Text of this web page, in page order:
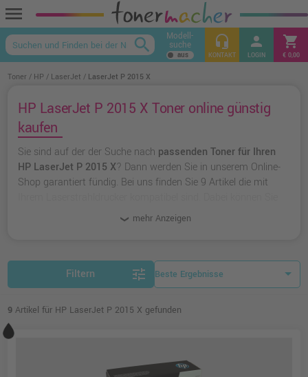
menu
keyboard_arrow_up
search Modell-
suche headset_mic
KONTAKT
person
LOGIN
shopping_cart
€ 0,00
Toner HP LaserJet LaserJet P 2015 X
HP LaserJet P 2015 X Toner online günstig
kaufen
Sie sind auf der der Suche nach passenden Toner für Ihren
HP LaserJet P 2015 X? Dann werden Sie in unserem Online-
Shop garantiert fündig. Bei uns finden Sie 9 Artikel die mit
wählen oder zu
mehr Anzeigen
Filtern tune
9 Artikel für HP LaserJet P 2015 X gefunden